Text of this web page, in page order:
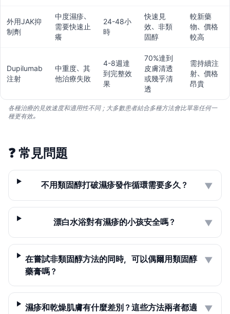
外用JAK抑
制劑
中度濕疹、
需要快速止
癢
24-48小
時
快速見
效、非類
固醇
較新藥
物、價格
較高
Dupilumab
注射
中重度、其
他治療失敗
4-8週達
到完整效
果
70%達到
皮膚清透
或幾乎清
透
需持續注
射、價格
昂貴
各種治療的見效速度和適用性不同；大多數患者結合多種方法會比單靠任何一
種更有效。
❓ 常見問題
不用類固醇打破濕疹發作循環需要多久？ ▼
漂白水浴對有濕疹的小孩安全嗎？ ▼
在嘗試非類固醇方法的同時，可以偶爾用類固醇
藥膏嗎？
▼
濕疹和乾燥肌膚有什麼差別？這些方法兩者都適
▼